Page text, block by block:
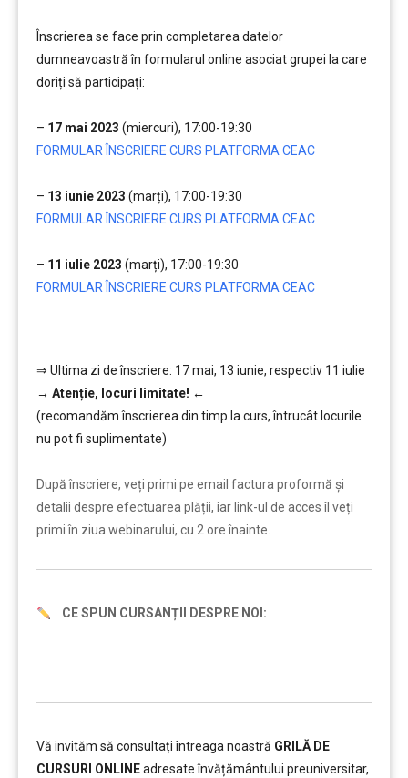
Înscrierea se face prin completarea datelor
dumneavoastră în formularul online asociat grupei la care
doriți să participați:
– 17 mai 2023 (miercuri), 17:00-19:30
FORMULAR ÎNSCRIERE CURS PLATFORMA CEAC
– 13 iunie 2023 (marți), 17:00-19:30
FORMULAR ÎNSCRIERE CURS PLATFORMA CEAC
– 11 iulie 2023 (marți), 17:00-19:30
FORMULAR ÎNSCRIERE CURS PLATFORMA CEAC
⇒ Ultima zi de înscriere: 17 mai, 13 iunie, respectiv 11 iulie
→ Atenție, locuri limitate! ←
(recomandăm înscrierea din timp la curs, întrucât locurile
nu pot fi suplimentate)
După înscriere, veți primi pe email factura proformă și
detalii despre efectuarea plății, iar link-ul de acces îl veți
primi în ziua webinarului, cu 2 ore înainte.
CE SPUN CURSANȚII DESPRE NOI:
Vă invităm să consultați întreaga noastră GRILĂ DE
CURSURI ONLINEadresate învățământului preuniversitar,